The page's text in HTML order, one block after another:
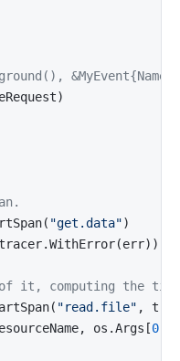
"get.data")
it, computing the
"read.file" ,
os.Args[
0